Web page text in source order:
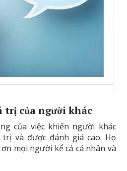
trị của người khác
của việc khiến người khác
và được đánh giá cao. Họ
mọi người kể cả cá nhân và